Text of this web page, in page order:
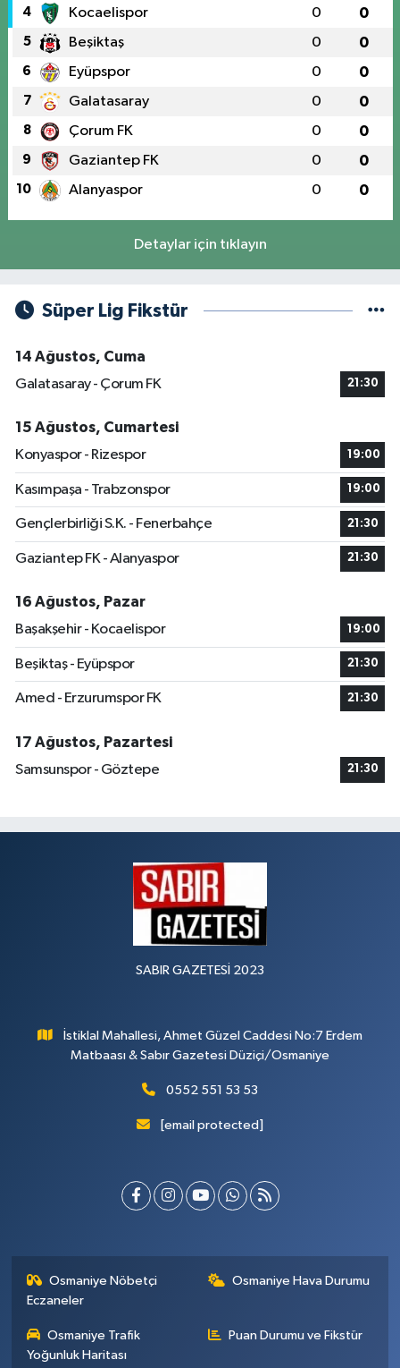
4 Kocaelispor 0 0
5 Beşiktaş 0 0
6 Eyüpspor 0 0
7 Galatasaray 0 0
8 Çorum FK 0 0
9 Gaziantep FK 0 0
10 Alanyaspor 0 0
Detaylar için tıklayın
Süper Lig Fikstür
14 Ağustos, Cuma
Galatasaray - Çorum FK
21:30
15 Ağustos, Cumartesi
Konyaspor - Rizespor
19:00
Kasımpaşa - Trabzonspor 19:00
Gençlerbirliği S.K. - Fenerbahçe 21:30
Gaziantep FK - Alanyaspor 21:30
16 Ağustos, Pazar
Başakşehir - Kocaelispor
19:00
Beşiktaş - Eyüpspor 21:30
Amed - Erzurumspor FK 21:30
17 Ağustos, Pazartesi
Samsunspor - Göztepe
21:30
SABIR GAZETESİ 2023
İstiklal Mahallesi, Ahmet Güzel Caddesi No:7 Erdem
Matbaası & Sabır Gazetesi Düziçi/Osmaniye
0552 551 53 53
[email protected]
Osmaniye Nöbetçi
Eczaneler
Osmaniye Hava Durumu
Osmaniye Trafik
Yoğunluk Haritası
Puan Durumu ve Fikstür